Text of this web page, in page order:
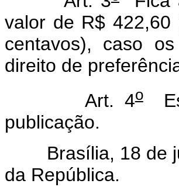
valor de R$
centavos), caso
direito de
Art. 4o
publicação.
Brasília, 18 de
da República.